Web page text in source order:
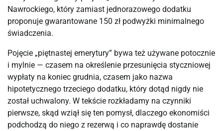
Nawrockiego, który zamiast jednorazowego dodatku
proponuje gwarantowane 150 zł podwyżki minimalnego
świadczenia.
Pojęcie „piętnastej emerytury” bywa też używane potocznie
i mylnie — czasem na określenie przesunięcia styczniowej
wypłaty na koniec grudnia, czasem jako nazwa
hipotetycznego trzeciego dodatku, który dotąd nigdy nie
został uchwalony. W tekście rozkładamy na czynniki
pierwsze, skąd wziął się ten pomysł, dlaczego ekonomiści
podchodzą do niego z rezerwą i co naprawdę dostanie